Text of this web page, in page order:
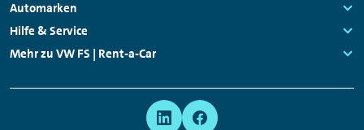
Navigation
Links:
Automarken
Links:
Hilfe & Service
Links:
Mehr zu VW FS | Rent-a-Car